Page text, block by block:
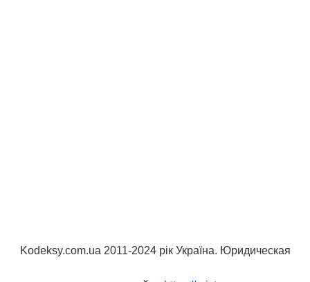
Kodeksy.com.ua 2011-2024 рік Україна. Юридическая